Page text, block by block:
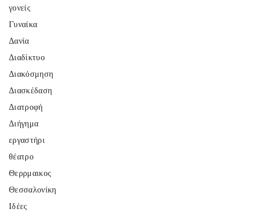
γονείς
Γυναίκα
Δανία
Διαδίκτυο
Διακόσμηση
Διασκέδαση
Διατροφή
Διήγημα
εργαστήρι
θέατρο
Θερρμαικος
Θεσσαλονίκη
Ιδέες